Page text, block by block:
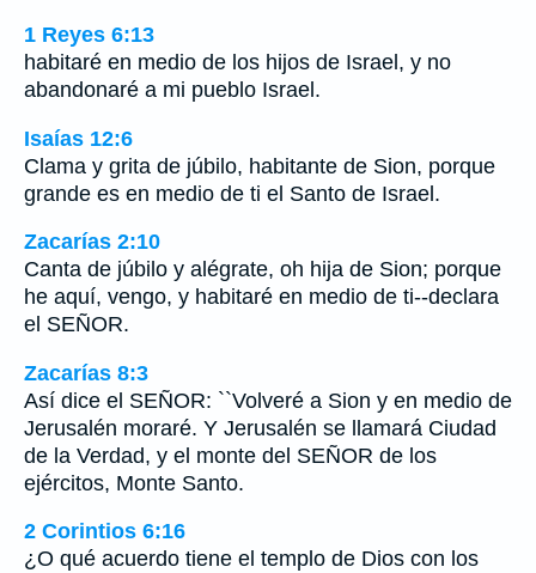
1 Reyes 6:13
habitaré en medio de los hijos de Israel, y no
abandonaré a mi pueblo Israel.
Isaías 12:6
Clama y grita de júbilo, habitante de Sion, porque
grande es en medio de ti el Santo de Israel.
Zacarías 2:10
Canta de júbilo y alégrate, oh hija de Sion; porque
he aquí, vengo, y habitaré en medio de ti--declara
el SEÑOR.
Zacarías 8:3
Así dice el SEÑOR: ``Volveré a Sion y en medio de
Jerusalén moraré. Y Jerusalén se llamará Ciudad
de la Verdad, y el monte del SEÑOR de los
ejércitos, Monte Santo.
2 Corintios 6:16
¿O qué acuerdo tiene el templo de Dios con los